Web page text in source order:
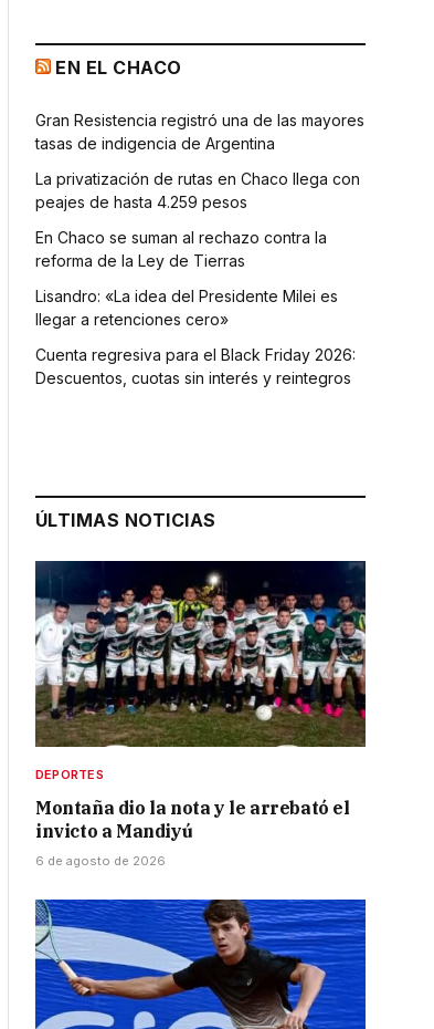
EN EL CHACO
Gran Resistencia registró una de las mayores
tasas de indigencia de Argentina
La privatización de rutas en Chaco llega con
peajes de hasta 4.259 pesos
En Chaco se suman al rechazo contra la
reforma de la Ley de Tierras
Lisandro: «La idea del Presidente Milei es
llegar a retenciones cero»
Cuenta regresiva para el Black Friday 2026:
Descuentos, cuotas sin interés y reintegros
ÚLTIMAS NOTICIAS
DEPORTES
Montaña dio la nota y le arrebató el
invicto a Mandiyú
6 de agosto de 2026